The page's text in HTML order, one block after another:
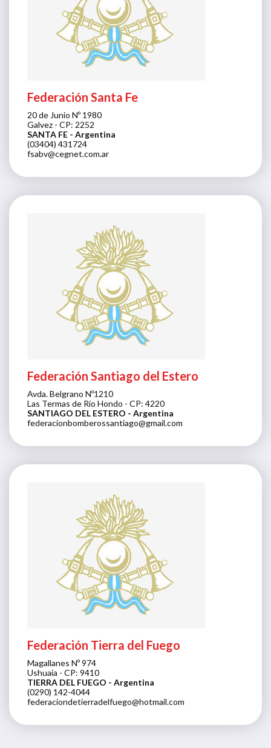
Federación Santa Fe
20 de Junio Nº 1980
Galvez - CP: 2252
SANTA FE - Argentina
(03404) 431724
fsabv@cegnet.com.ar
Federación Santiago del Estero
Avda. Belgrano Nº1210
Las Termas de Río Hondo - CP: 4220
SANTIAGO DEL ESTERO - Argentina
federacionbomberossantiago@gmail.com
Federación Tierra del Fuego
Magallanes Nº 974
Ushuaia - CP: 9410
TIERRA DEL FUEGO - Argentina
(0290) 142-4044
federaciondetierradelfuego@hotmail.com